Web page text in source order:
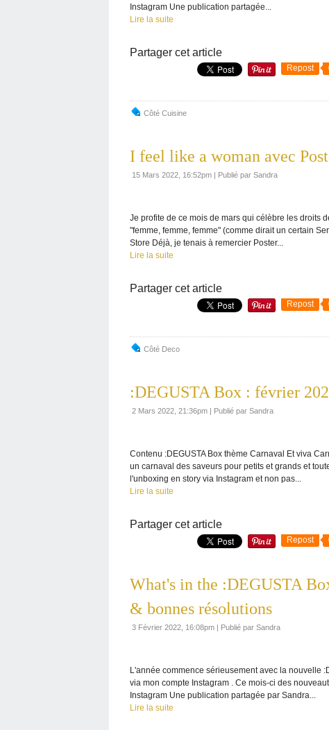
Instagram Une publication partagée...
Lire la suite
Partager cet article
Repost
Côté Cuisine
I feel like a woman avec
15 Mars 2022, 16:52pm | Publié par Sandra
Je profite de ce mois de mars qui célèbre les droits
"femme, femme, femme" (comme dirait un certain
Store Déjà, je tenais à remercier Poster...
Lire la suite
Partager cet article
Repost
Côté Deco
:DEGUSTA Box : février
2 Mars 2022, 21:36pm | Publié par Sandra
Contenu :DEGUSTA Box thème Carnaval Et viva
un carnaval des saveurs pour petits et grands et
l'unboxing en story via Instagram et non pas...
Lire la suite
Partager cet article
Repost
What's in the :DEGUSTA
& bonnes résolutions
3 Février 2022, 16:08pm | Publié par Sandra
L'année commence sérieusement avec la nouvelle
via mon compte Instagram . Ce mois-ci des
Instagram Une publication partagée par Sandra...
Lire la suite